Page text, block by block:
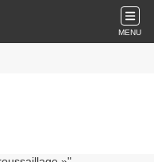
MENU